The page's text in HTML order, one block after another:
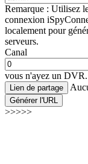
Remarque : Utilisez
connexion
localement pour
serveurs.
Canal
vous n'ayez un DVR.
Lien de partage
Générer l'URL
>>>>>